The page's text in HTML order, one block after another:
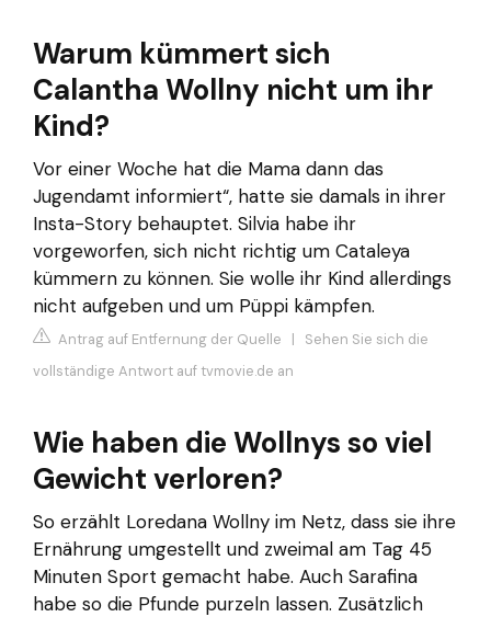
Warum kümmert sich
Calantha Wollny nicht um ihr
Kind?
Vor einer Woche hat die Mama dann das
Jugendamt informiert“, hatte sie damals in ihrer
Insta-Story behauptet. Silvia habe ihr
vorgeworfen, sich nicht richtig um Cataleya
kümmern zu können. Sie wolle ihr Kind allerdings
nicht aufgeben und um Püppi kämpfen.
Antrag auf Entfernung der Quelle | Sehen Sie sich die
vollständige Antwort auf tvmovie.de an
Wie haben die Wollnys so viel
Gewicht verloren?
So erzählt Loredana Wollny im Netz, dass sie ihre
Ernährung umgestellt und zweimal am Tag 45
Minuten Sport gemacht habe. Auch Sarafina
habe so die Pfunde purzeln lassen. Zusätzlich